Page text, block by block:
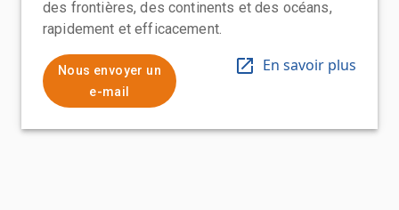
des frontières, des continents et des océans,
rapidement et efficacement.
Nous envoyer un
e-mail
En savoir plus